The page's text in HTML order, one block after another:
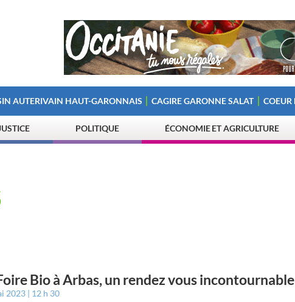
AUTERIVAIN HAUT-GARONNAIS CAGIRE GARONNE SALAT COEUR
POLITIQUE ÉCONOMIE ET AGRICULTURE
Bio à Arbas, un rendez vous
2023 12 h 30